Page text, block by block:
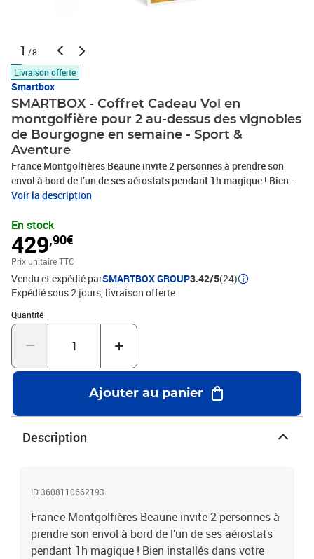
1 /8
Livraison offerte
Smartbox
SMARTBOX - Coffret Cadeau Vol en
montgolfière pour 2 au-dessus des vignobles
de Bourgogne en semaine - Sport &
Aventure
France Montgolfières Beaune invite 2 personnes à prendre son
envol à bord de l’un de ses aérostats pendant 1h magique ! Bien
installés dans votre nacelle et à mesure que vous vous éloignerez
par les tuiles colorées des toits des bâtiments. Une fois que vous
aurez dépassé les remparts de la ville, vous découvrirez le paysage
hypnotisant des parcelles de vignes bourguignonnes qui
s’entrelacent harmonieusement. Vous serez entre de bonnes mains
grâce à les membres de l’équipe expérimentés et passionnés,
soucieux de vous faire passer un moment unique et mémorable.
Une merveilleuse balade aérienne que vous n’êtes pas prêts
d’oublier !Vol en montgolfière pour 2 au-dessus des vignobles de
Bourgogne en semaine
Voir la description
En stock
429,90€
Prix unitaire TTC
Vendu et expédié parSMARTBOX GROUP3.42/5(24)
Expédié sous 2 jours livraison offerte
Quantité
Quantité : 1
Ajouter au panier
Description
ID 3608110662193
France Montgolfières Beaune invite 2 personnes à
prendre son envol à bord de l’un de ses aérostats
pendant 1h magique ! Bien installés dans votre